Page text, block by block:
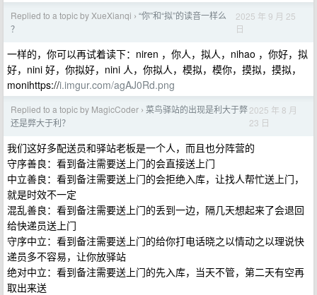
Replied to a topic by XueXianqi › “你”和“拟”的读音一样么
？
2025 年 9 月 25
日
一样的，你可以再试着读下：niren ，你人，拟人，nihao ，你好，拟
好，nini 好，你拟好，nini 人，你拟人，模拟，模你，摸拟，摸拟，
monihttps://i.imgur.com/agAJ0Rd.png
Replied to a topic by MagicCoder › 菜鸟驿站的出现是利大于弊
还是弊大于利？
2025 年 8 月
23 日
我们这好多配送员和驿站老板是一个人，而且也分阵营的
守序善良：看到备注需要送上门的会直接送上门
中立善良：看到备注需要送上门的会拒绝入库，让找人帮忙送上门，
就是时效不一定
混乱善良：看到备注需要送上门的丢到一边，隔几天想起来了会退回
给快递员送上门
守序中立：看到备注需要送上门的给你打电话晓之以情动之以理说快
递员多不容易，让你放驿站
绝对中立：看到备注需要送上门的先入库，当天不管，第二天有空再
取出来送